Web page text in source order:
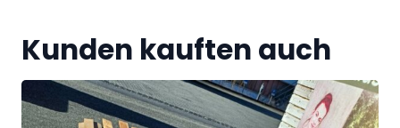
s
c
h
Kunden kauften auch